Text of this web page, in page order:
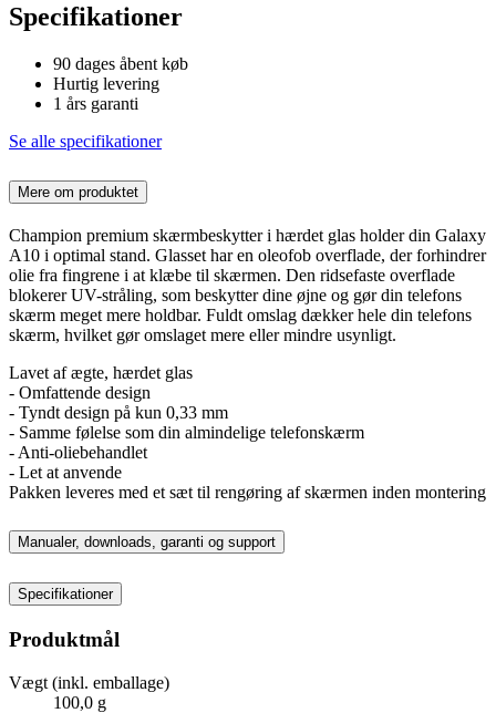
Specifikationer
90 dages åbent køb
Hurtig levering
1 års garanti
Se alle specifikationer
Mere om produktet
Champion premium skærmbeskytter i hærdet glas holder din Galaxy
A10 i optimal stand. Glasset har en oleofob overflade, der forhindrer
olie fra fingrene i at klæbe til skærmen. Den ridsefaste overflade
blokerer UV-stråling, som beskytter dine øjne og gør din telefons
skærm meget mere holdbar. Fuldt omslag dækker hele din telefons
skærm, hvilket gør omslaget mere eller mindre usynligt.
Lavet af ægte, hærdet glas
- Omfattende design
- Tyndt design på kun 0,33 mm
- Samme følelse som din almindelige telefonskærm
- Anti-oliebehandlet
- Let at anvende
Pakken leveres med et sæt til rengøring af skærmen inden montering
Manualer, downloads, garanti og support
Specifikationer
Produktmål
Vægt (inkl. emballage)
100,0 g